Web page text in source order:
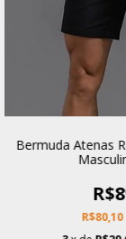
Bermuda Atenas
R$80,10